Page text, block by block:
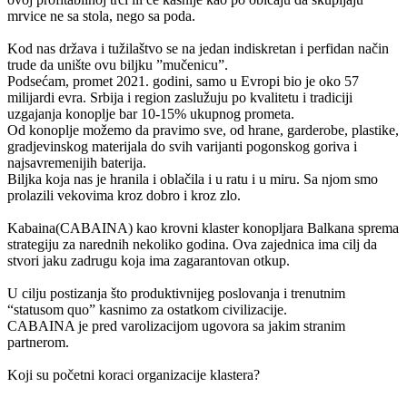
mrvice ne sa stola, nego sa poda.
Kod nas država i tužilaštvo se na jedan indiskretan i perfidan način
trude da unište ovu biljku ”mučenicu”.
Podsećam, promet 2021. godini, samo u Evropi bio je oko 57
milijardi evra. Srbija i region zaslužuju po kvalitetu i tradiciji
uzgajanja konoplje bar 10-15% ukupnog prometa.
Od konoplje možemo da pravimo sve, od hrane, garderobe, plastike,
gradjevinskog materijala do svih varijanti pogonskog goriva i
najsavremenijih baterija.
Biljka koja nas je hranila i oblačila i u ratu i u miru. Sa njom smo
prolazili vekovima kroz dobro i kroz zlo.
Kabaina(CABAINA) kao krovni klaster konopljara Balkana sprema
strategiju za narednih nekoliko godina. Ova zajednica ima cilj da
stvori jaku zadrugu koja ima zagarantovan otkup.
U cilju postizanja što produktivnijeg poslovanja i trenutnim
“statusom quo” kasnimo za ostatkom civilizacije.
CABAINA je pred varolizacijom ugovora sa jakim stranim
partnerom.
Koji su početni koraci organizacije klastera?